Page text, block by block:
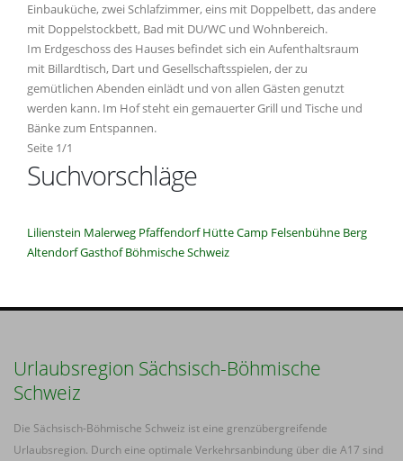
Einbauküche, zwei Schlafzimmer, eins mit Doppelbett, das andere
mit Doppelstockbett, Bad mit DU/WC und Wohnbereich.
Im Erdgeschoss des Hauses befindet sich ein Aufenthaltsraum
mit Billardtisch, Dart und Gesellschaftsspielen, der zu
gemütlichen Abenden einlädt und von allen Gästen genutzt
werden kann. Im Hof steht ein gemauerter Grill und Tische und
Bänke zum Entspannen.
Seite 1/1
Suchvorschläge
Lilienstein Malerweg Pfaffendorf HütteCamp Felsenbühne Berg
AltendorfGasthof Böhmische Schweiz
Urlaubsregion Sächsisch-Böhmische
Schweiz
Die Sächsisch-Böhmische Schweiz ist eine grenzübergreifende
Urlaubsregion. Durch eine optimale Verkehrsanbindung über die A17 sind